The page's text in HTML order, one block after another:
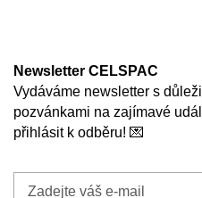
Newsletter CELSPAC
Vydáváme newsletter s
pozvánkami na zajímavé
přihlásit k odběru! 💌